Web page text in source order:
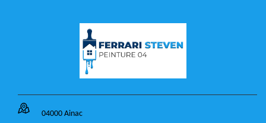
04000 Ainac